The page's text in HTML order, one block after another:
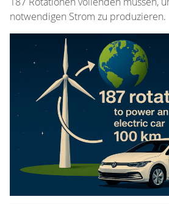
notwendigen Strom zu produzieren.